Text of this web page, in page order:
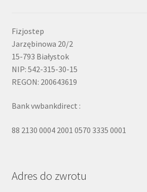
Fizjostep
Jarzębinowa 20/2
15-793 Białystok
NIP: 542-315-30-15
REGON: 200643619
Bank vwbankdirect :
88 2130 0004 2001 0570 3335 0001
Adres do zwrotu